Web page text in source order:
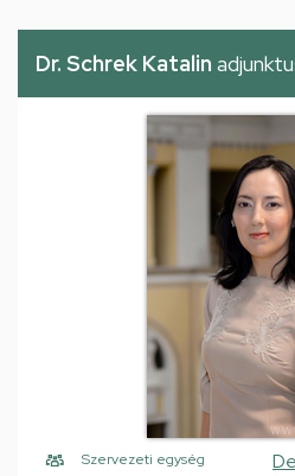
Dr. Schrek Katalin
Szervezeti egység